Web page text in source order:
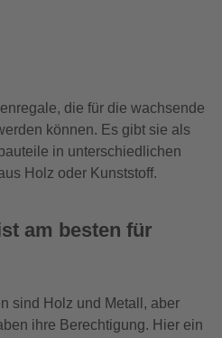
die für die wachsende
können. Es gibt sie als
in unterschiedlichen
Holz oder Kunststoff.
am besten für
sind Holz und Metall, aber
ihre Berechtigung. Hier ein